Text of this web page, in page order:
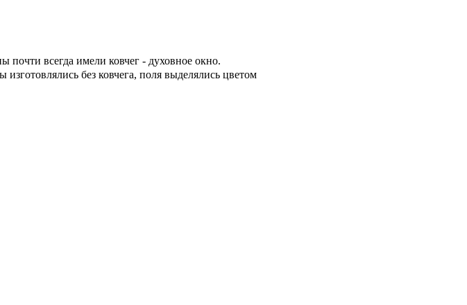
всегда имели ковчег - духовное окно.
без ковчега, поля выделялись цветом